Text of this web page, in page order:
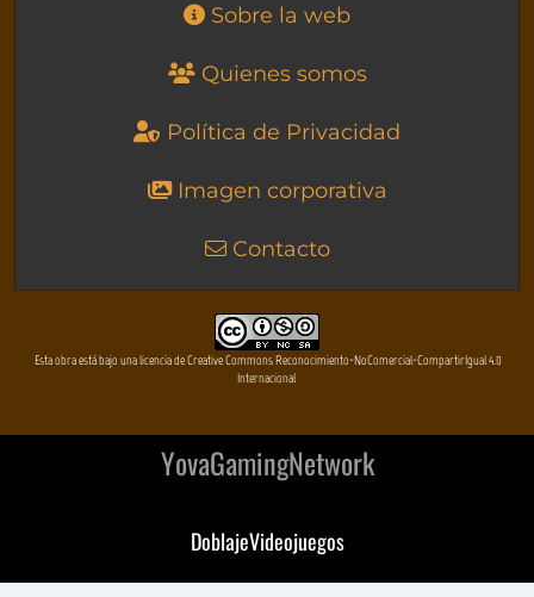
Sobre la web
Quienes somos
Política de Privacidad
Imagen corporativa
Contacto
Esta obra está bajo una licencia de Creative Commons Reconocimiento-NoComercial-CompartirIgual 4.0
Internacional
YovaGamingNetwork
DoblajeVideojuegos